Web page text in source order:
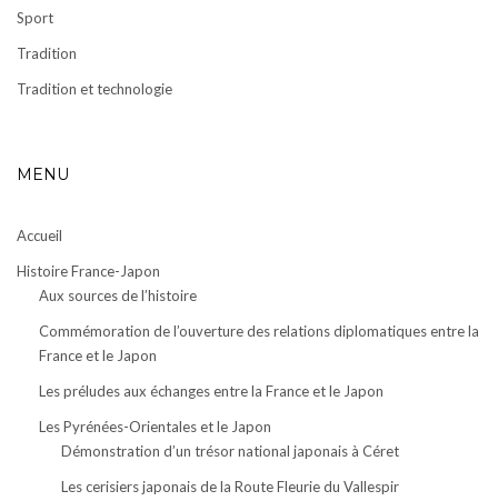
Sport
Tradition
Tradition et technologie
MENU
Accueil
Histoire France-Japon
Aux sources de l’histoire
Commémoration de l’ouverture des relations diplomatiques entre la
France et le Japon
Les préludes aux échanges entre la France et le Japon
Les Pyrénées-Orientales et le Japon
Démonstration d’un trésor national japonais à Céret
Les cerisiers japonais de la Route Fleurie du Vallespir